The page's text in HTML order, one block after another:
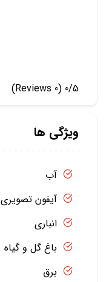
0/5
(0 Reviews)
ویژگی ها
آب
آیفون تصویری
انباری
باغ گل و گیاه
برق